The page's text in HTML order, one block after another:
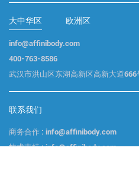
大中华区 欧洲区
info@affinibody.com
400-763-8586
武汉市洪山区东湖高新区高新大道
联系我们
商务合作 : info@affinibody.com
技术支持 : info@affinibody.com